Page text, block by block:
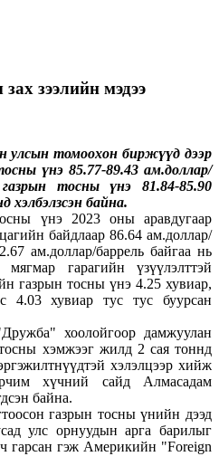
зээлийн мэдээ
улсын томоохон биржүүд дээр
үнэ 85.77-89.43 ам.доллар/
тосны үнэ 81.84-85.90
хэлбэлзсэн байна.
үнэ 2023 оны аравдугаар
байдлаар 86.64 ам.доллар/
ам.доллар/баррель байгаа нь
гарагийн үзүүлэлттэй
газрын тосны үнэ 4.25 хувиар,
4.03 хувиар тус тус буурсан
хоолойгоор дамжуулан
хэмжээг жилд 2 сая тоннд
хэлэлцээр хийж
хүчний сайд Алмасадам
байна.
газрын тосны үнийн дээд
улс орнуудын арга барилыг
гарсан гэж Америкийн "Foreign